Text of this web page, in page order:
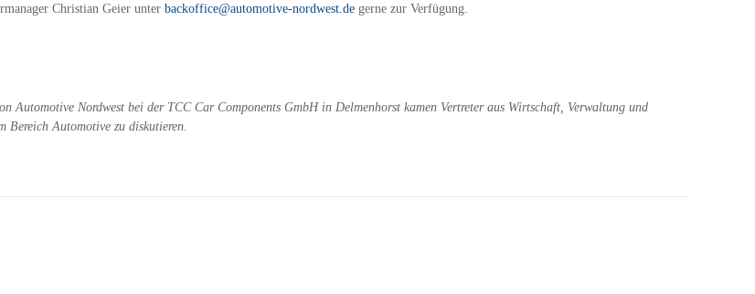
Christian Geier unter backoffice@automotive-nordwest.de gerne zur Verfügung.
Automotive Nordwest bei der TCC Car Components GmbH in Delmenhorst kamen Vertreter aus Wirtschaft, Verwaltung und
Automotive zu diskutieren.